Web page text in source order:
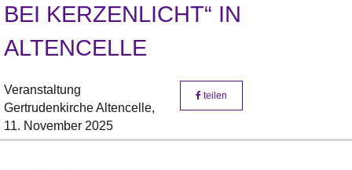
BEI KERZENLICHT“ IN
ALTENCELLE
Veranstaltung
Gertrudenkirche Altencelle,
11. November 2025
teilen